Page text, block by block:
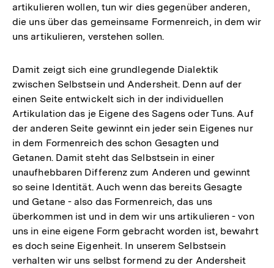
artikulieren wollen, tun wir dies gegenüber anderen,
die uns über das gemeinsame Formenreich, in dem wir
uns artikulieren, verstehen sollen.
Damit zeigt sich eine grundlegende Dialektik
zwischen Selbstsein und Andersheit. Denn auf der
einen Seite entwickelt sich in der individuellen
Artikulation das je Eigene des Sagens oder Tuns. Auf
der anderen Seite gewinnt ein jeder sein Eigenes nur
in dem Formenreich des schon Gesagten und
Getanen. Damit steht das Selbstsein in einer
unaufhebbaren Differenz zum Anderen und gewinnt
so seine Identität. Auch wenn das bereits Gesagte
und Getane - also das Formenreich, das uns
überkommen ist und in dem wir uns artikulieren - von
uns in eine eigene Form gebracht worden ist, bewahrt
es doch seine Eigenheit. In unserem Selbstsein
verhalten wir uns selbst formend zu der Andersheit